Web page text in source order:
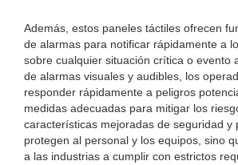
Además, estos paneles táctiles ofrecen
de alarmas para notificar rápidamente a
sobre cualquier situación crítica o evento
de alarmas visuales y audibles, los
responder rápidamente a peligros
medidas adecuadas para mitigar los
características mejoradas de seguridad y
protegen al personal y los equipos, sino
a las industrias a cumplir con estrictos